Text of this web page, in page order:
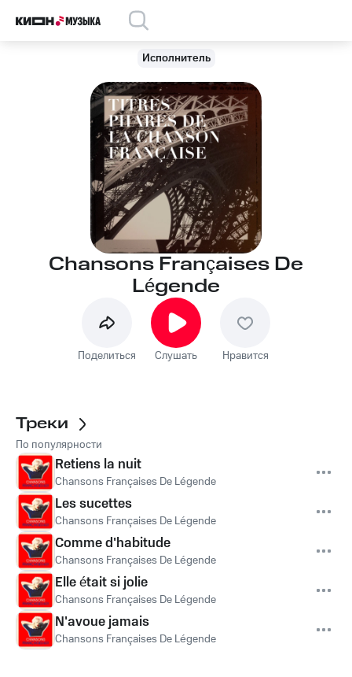
Исполнитель
Chansons Françaises De
Légende
Поделиться Слушать Нравится
Треки
По популярности
Retiens la nuit
Chansons Françaises De Légende
Les sucettes
Chansons Françaises De Légende
Comme d'habitude
Chansons Françaises De Légende
Elle était si jolie
Chansons Françaises De Légende
N'avoue jamais
Chansons Françaises De Légende